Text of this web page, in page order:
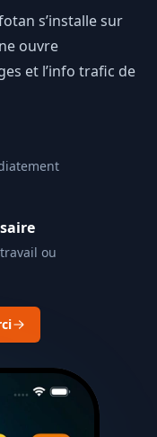
s’installe sur
ouvre
et l’info trafic de
ou